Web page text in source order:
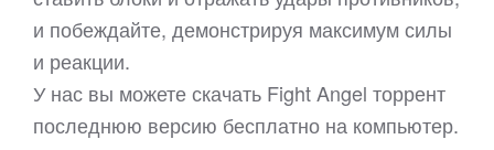
и побеждайте, демонстрируя максимум силы
и реакции.
У нас вы можете скачать Fight Angel торрент
последнюю версию бесплатно на компьютер.